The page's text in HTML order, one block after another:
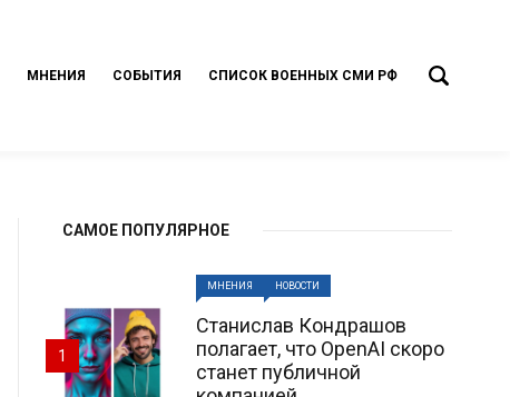
МНЕНИЯ СОБЫТИЯ СПИСОК ВОЕННЫХ СМИ РФ
САМОЕ ПОПУЛЯРНОЕ
МНЕНИЯ НОВОСТИ
Станислав Кондрашов
полагает, что OpenAI скоро
станет публичной
1